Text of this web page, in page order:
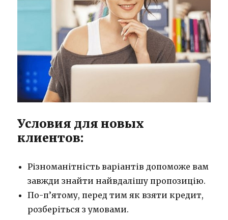
Условия для новых
клиентов:
Різноманітність варіантів допоможе вам
завжди знайти найвдалішу пропозицію.
По-п’ятому, перед тим як взяти кредит,
розберіться з умовами.